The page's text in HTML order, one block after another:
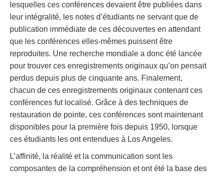
lesquelles ces conférences devaient être publiées dans
leur intégralité, les notes d’étudiants ne servant que de
publication immédiate de ces découvertes en attendant
que les conférences elles-mêmes puissent être
reproduites. Une recherche mondiale a donc été lancée
pour trouver ces enregistrements originaux qu’on pensait
perdus depuis plus de cinquante ans. Finalement,
chacun de ces enregistrements originaux contenant ces
conférences fut localisé. Grâce à des techniques de
restauration de pointe, ces conférences sont maintenant
disponibles pour la première fois depuis 1950, lorsque
ces étudiants les ont entendues à Los Angeles.
L’affinité, la réalité et la communication sont les
composantes de la compréhension et ont été la base des